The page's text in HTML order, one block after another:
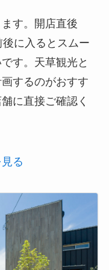
す。開店直後
に入るとスムー
す。天草観光と
するのがおすす
に直接ご確認く
る